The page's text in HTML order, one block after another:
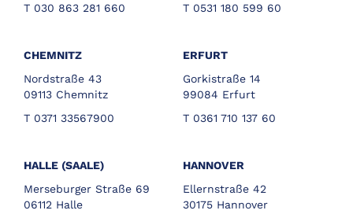
T 030 863 281 660
T 0531 180 599 60
CHEMNITZ
Nordstraße 43
09113 Chemnitz
T 0371 33567900
ERFURT
Gorkistraße 14
99084 Erfurt
T 0361 710 137 60
HALLE (SAALE)
Merseburger Straße 69
06112 Halle
HANNOVER
Ellernstraße 42
30175 Hannover